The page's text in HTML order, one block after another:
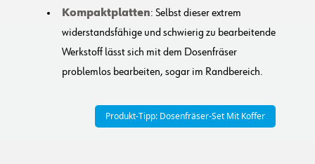
Kompaktplatten: Selbst dieser extrem
widerstandsfähige und schwierig zu bearbeitende
Werkstoff lässt sich mit dem Dosenfräser
problemlos bearbeiten, sogar im Randbereich.
Produkt-Tipp: Dosenfräser-Set Mit Koffer